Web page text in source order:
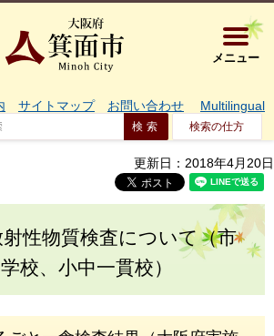
大阪府箕
メニュー
サイトマップ お問い合わせ Multilingual
検索の仕方
更新日：2018年4月20日
性物質検査について（市
校、小中一貫校）